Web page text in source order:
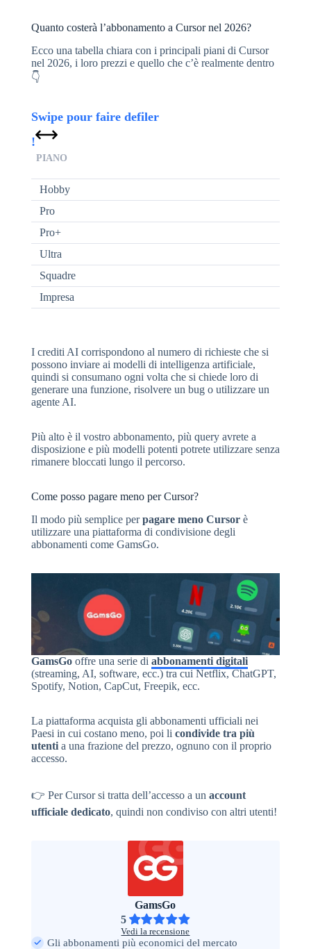
Quanto costerà l’abbonamento a Cursor nel 2026?
Ecco una tabella chiara con i principali piani di Cursor
nel 2026, i loro prezzi e quello che c’è realmente dentro
👇
PIANO
Hobby
Pro
Pro+
Ultra
Squadre
Impresa
I crediti AI corrispondono al numero di richieste che si
possono inviare ai modelli di intelligenza artificiale,
quindi si consumano ogni volta che si chiede loro di
generare una funzione, risolvere un bug o utilizzare un
agente AI.
Più alto è il vostro abbonamento, più query avrete a
disposizione e più modelli potenti potrete utilizzare senza
rimanere bloccati lungo il percorso.
Come posso pagare meno per Cursor?
Il modo più semplice perpagare meno Cursorè
utilizzare una piattaforma di condivisione degli
abbonamenti come GamsGo.
GamsGooffre una serie di abbonamenti digitali
(streaming, AI, software, ecc.) tra cui Netflix, ChatGPT,
Spotify, Notion, CapCut, Freepik, ecc.
La piattaforma acquista gli abbonamenti ufficiali nei
Paesi in cui costano meno, poi li condivide tra più
utentia una frazione del prezzo, ognuno con il proprio
accesso.
👉 Per Cursor si tratta dell’accesso a un account
ufficiale dedicato, quindi non condiviso con altri utenti!
GamsGo
5
Vedi la recensione
Gli abbonamenti più economici del mercato